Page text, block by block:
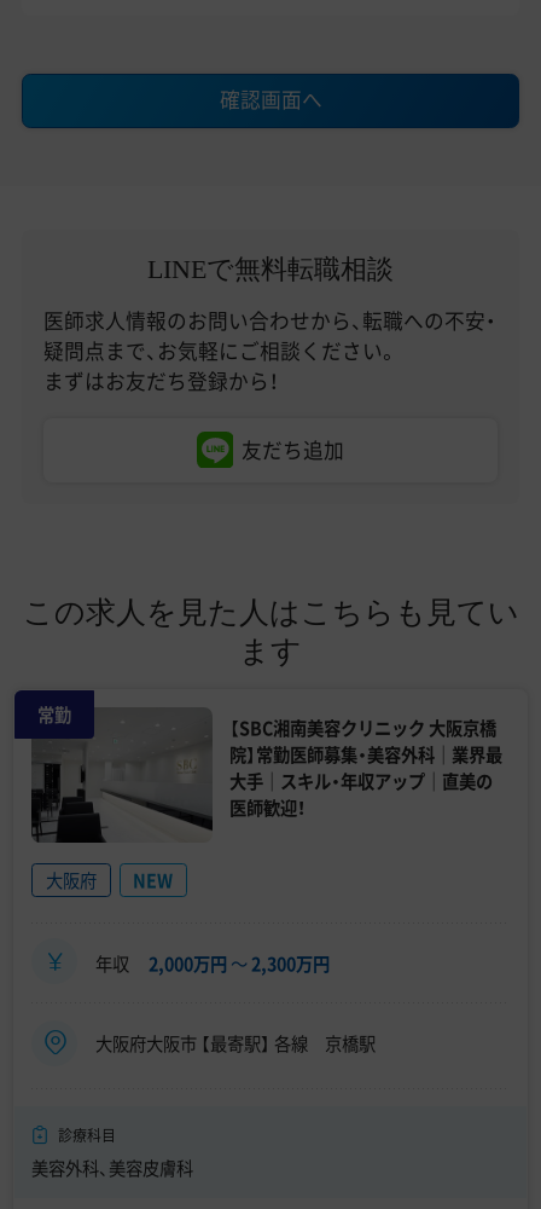
確認画面へ
LINEで無料転職相談
医師求人情報のお問い合わせから、転職への不安・
疑問点まで、お気軽にご相談ください。
まずはお友だち登録から！
友だち追加
この求人を見た人はこちらも見てい
ます
常勤
【SBC湘南美容クリニック 大阪京橋
院】常勤医師募集・美容外科｜業界最
大手｜スキル・年収アップ｜直美の
医師歓迎！
大阪府 NEW
年収 2,000万円 〜2,300万円
大阪府大阪市 【最寄駅】 各線 京橋駅
診療科目
美容外科、美容皮膚科